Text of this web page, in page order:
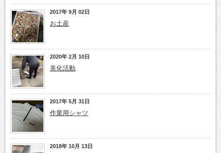
2017年 9月 02日
お土産
2020年 2月 10日
美化活動
2017年 5月 31日
作業用シャツ
2018年 10月 13日